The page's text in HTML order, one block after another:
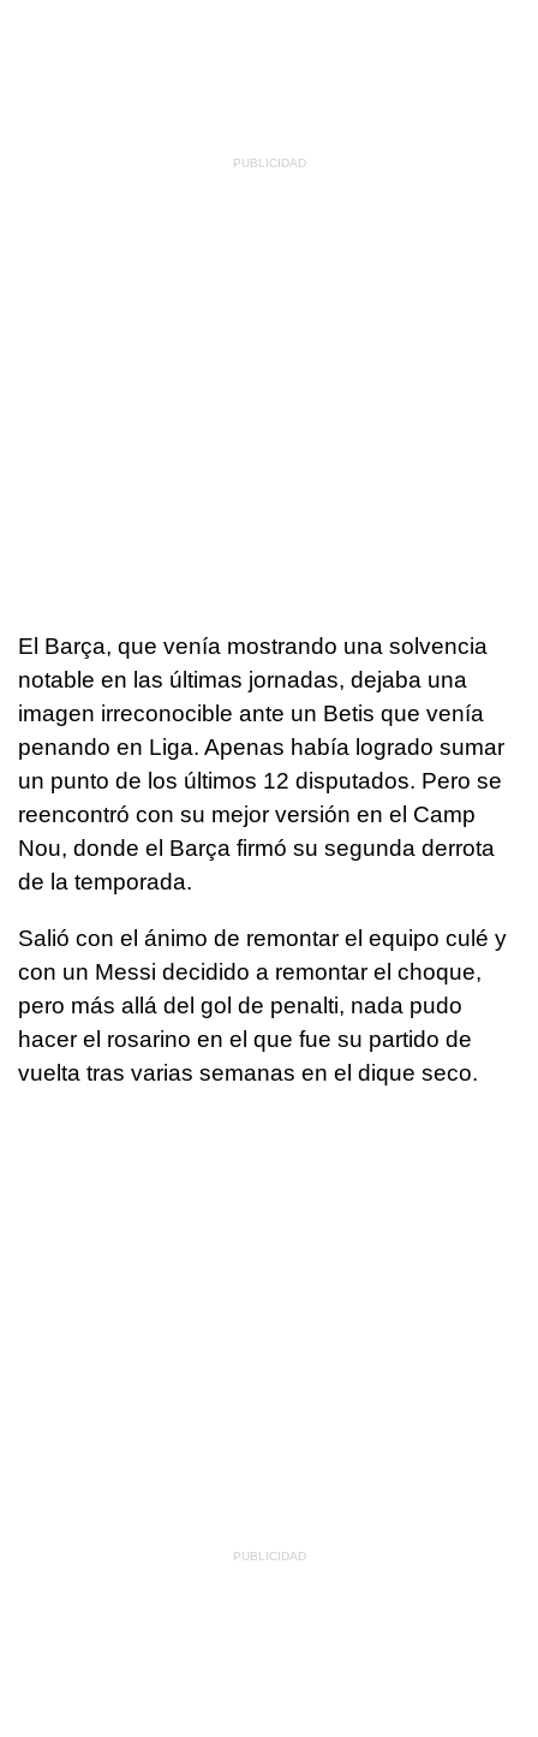
El Barça, que venía mostrando una solvencia
notable en las últimas jornadas, dejaba una
imagen irreconocible ante un Betis que venía
penando en Liga. Apenas había logrado sumar
un punto de los últimos 12 disputados. Pero se
reencontró con su mejor versión en el Camp
Nou, donde el Barça firmó su segunda derrota
de la temporada.
Salió con el ánimo de remontar el equipo culé y
con un Messi decidido a remontar el choque,
pero más allá del gol de penalti, nada pudo
hacer el rosarino en el que fue su partido de
vuelta tras varias semanas en el dique seco.